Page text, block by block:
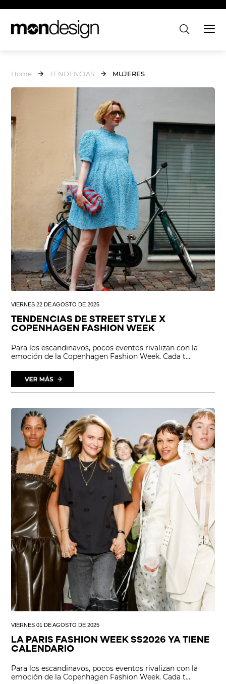
Home TENDENCIAS MUJERES
VIERNES 22 DE AGOSTO DE 2025
TENDENCIAS DE STREET STYLE X
COPENHAGEN FASHION WEEK
Para los escandinavos, pocos eventos rivalizan con la
emoción de la Copenhagen Fashion Week. Cada t...
VIERNES 01 DE AGOSTO DE 2025
LA PARIS FASHION WEEK SS2026 YA TIENE
CALENDARIO
Para los escandinavos, pocos eventos rivalizan con la
emoción de la Copenhagen Fashion Week. Cada t...